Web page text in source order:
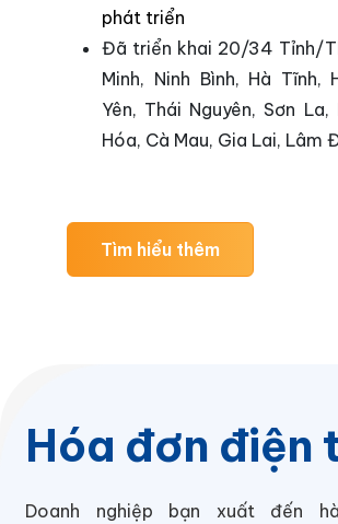
phát triển
Đã triển khai 20/34 Tỉnh/
Minh, Ninh Bình, Hà Tĩnh,
Yên, Thái Nguyên, Sơn La,
Hóa, Cà Mau, Gia Lai, Lâm
Tìm hiểu thêm
Hóa đơn điện
Doanh nghiệp bạn xuất đến